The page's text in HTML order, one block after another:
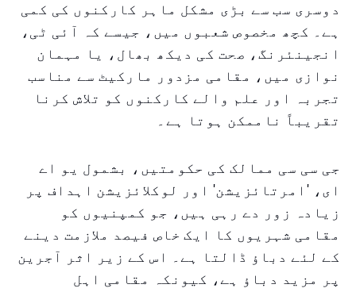
دوسری سب سے بڑی مشکل ماہر کارکنوں کی کمی
ہے۔ کچھ مخصوص شعبوں میں، جیسے کہ آئی ٹی،
انجینئرنگ، صحت کی دیکھ بھال، یا مہمان
نوازی میں، مقامی مزدور مارکیٹ سے مناسب
تجربہ اور علم والے کارکنوں کو تلاش کرنا
تقریباً ناممکن ہوتا ہے۔
جی سی سی ممالک کی حکومتیں، بشمول یو اے
ای، 'امرتائزیشن' اور لوکلائزیشن اہداف پر
زیادہ زور دے رہی ہیں، جو کمپنیوں کو
مقامی شہریوں کا ایک خاص فیصد ملازمت دینے
کے لئے دباؤ ڈالتا ہے۔ اس کے زیر اثر آجرین
پر مزید دباؤ ہے، کیونکہ مقامی اہل